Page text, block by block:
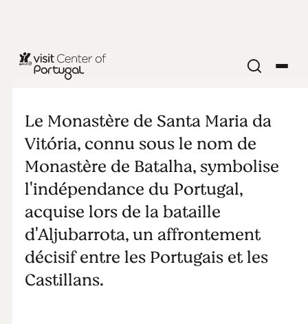
EGLISES & MONASTÈRES
Monastère de
Batalha
Patrimoine
Mondiale de
UNESCO
Le Monastère de Santa Maria da
Vitória, connu sous le nom de
Monastère de Batalha, symbolise
l'indépendance du Portugal,
acquise lors de la bataille
d'Aljubarrota, un affrontement
décisif entre les Portugais et les
Castillans.